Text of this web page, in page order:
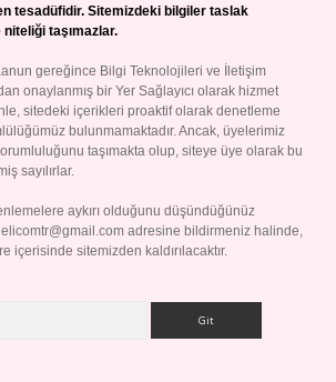
tesadüfidir. Sitemizdeki bilgiler taslak
taşımazlar.
gereğince Bilgi Teknolojileri ve İletişim
onaylanmış bir Yer Sağlayıcı olarak hizmet
sitedeki içerikleri proaktif olarak denetleme
bulunmamaktadır. Ancak, üyelerimiz
taşımakta olup, siteye üye olarak bu
sayılırlar.
aykırı olduğunu düşündüğünüz
adresine bildirmeniz halinde,
içerisinde sitemizden kaldırılacaktır.